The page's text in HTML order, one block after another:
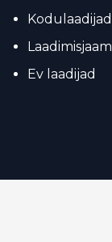
Kodulaadijad
Ev laadijad